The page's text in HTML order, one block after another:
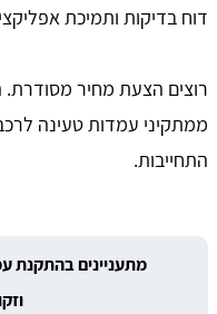
דוח בדיקות ותמיכת
ממתקיני עמדות טעינה
התחייבות.
מתעניינים בהתקנת